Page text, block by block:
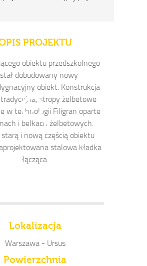
PROJEKTU
obiektu przedszkolnego
dobudowany nowy
obiekt. Konstrukcja
stropy żelbetowe
w technologii Filigran oparte
i belkach żelbetowych.
i nową częścią obiektu
stalowa kładka
łącząca.
Lokalizacja
Warszawa - Ursus
Powierzchnia